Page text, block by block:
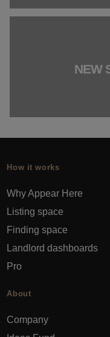
NEW
How it works
Why Appear Here
Listing space
Finding space
Landlord dashboards
Pro
About
Company